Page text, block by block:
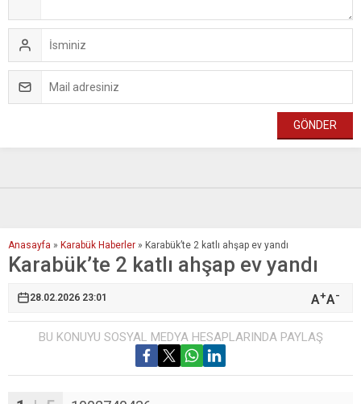
Anasayfa » Karabük Haberler » Karabük’te 2 katlı ahşap ev yandı
Karabük’te 2 katlı ahşap ev yandı
28.02.2026 23:01 A+A-
BU KONUYU SOSYAL MEDYA HESAPLARINDA PAYLAŞ